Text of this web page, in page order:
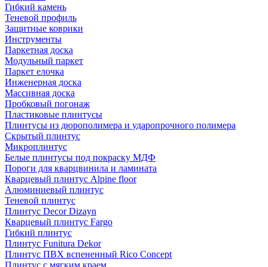
Гибкий камень
Теневой профиль
Защитные коврики
Инструменты
Паркетная доска
Модульный паркет
Паркет елочка
Инженерная доска
Массивная доска
Пробковый погонаж
Пластиковые плинтусы
Плинтусы из дюрополимера и ударопрочного полимера
Скрытый плинтус
Микроплинтус
Белые плинтусы под покраску МДФ
Пороги для кварцвинила и ламината
Кварцевый плинтус Alpine floor
Алюминиевый плинтус
Теневой плинтус
Плинтус Decor Dizayn
Кварцевый плинтус Fargo
Гибкий плинтус
Плинтус Funitura Dekor
Плинтус ПВХ вспененный Rico Concept
Плинтус с мягким краем